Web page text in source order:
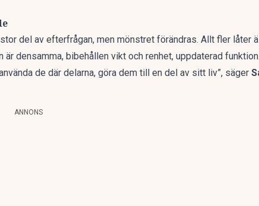
del av efterfrågan, men mönstret förändras. Allt fler låter
densamma, bibehållen vikt och renhet, uppdaterad
de där delarna, göra dem till en del av sitt liv”, säger
ANNONS